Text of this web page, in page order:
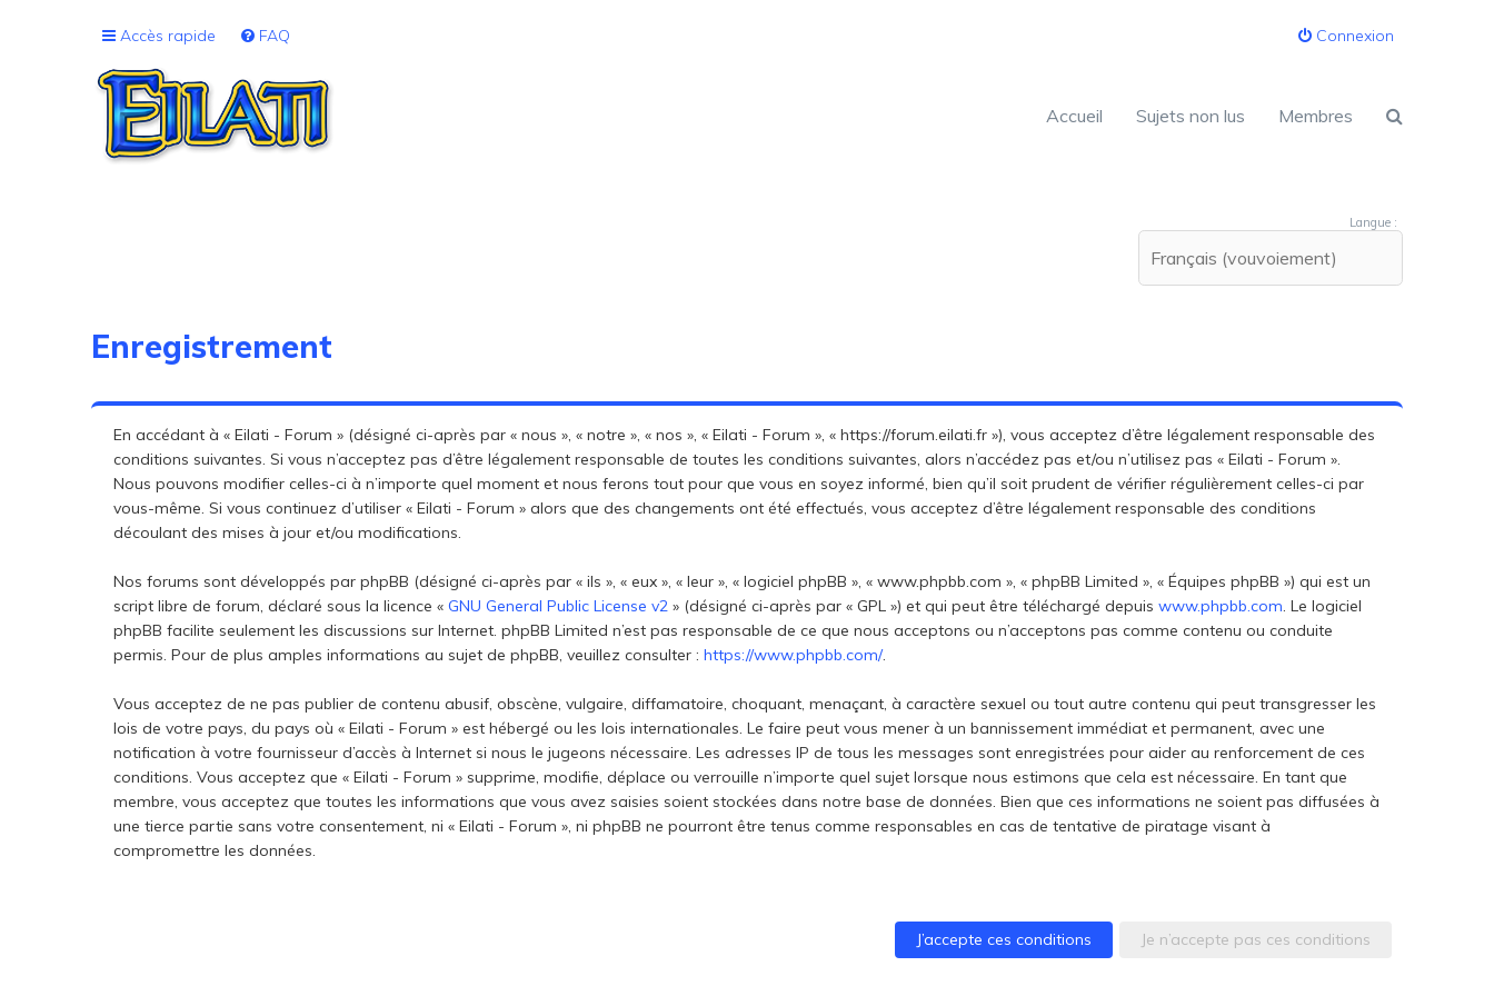
Accès rapide FAQ Connexion
Accueil Sujets non lus Membres
Langue :
Enregistrement
En accédant à « Eilati - Forum » (désigné ci-après par « nous », « notre », « nos », « Eilati - Forum », « https://forum.eilati.fr »), vous acceptez d’être légalement responsable des
conditions suivantes. Si vous n’acceptez pas d’être légalement responsable de toutes les conditions suivantes, alors n’accédez pas et/ou n’utilisez pas « Eilati - Forum ».
Nous pouvons modifier celles-ci à n’importe quel moment et nous ferons tout pour que vous en soyez informé, bien qu’il soit prudent de vérifier régulièrement celles-ci par
vous-même. Si vous continuez d’utiliser « Eilati - Forum » alors que des changements ont été effectués, vous acceptez d’être légalement responsable des conditions
découlant des mises à jour et/ou modifications.
Nos forums sont développés par phpBB (désigné ci-après par « ils », « eux », « leur », « logiciel phpBB », « www.phpbb.com », « phpBB Limited », « Équipes phpBB ») qui est un
script libre de forum, déclaré sous la licence «GNU General Public License v2 » (désigné ci-après par « GPL ») et qui peut être téléchargé depuiswww.phpbb.com . Le logiciel
phpBB facilite seulement les discussions sur Internet. phpBB Limited n’est pas responsable de ce que nous acceptons ou n’acceptons pas comme contenu ou conduite
permis. Pour de plus amples informations au sujet de phpBB, veuillez consulter :https://www.phpbb.com/.
Vous acceptez de ne pas publier de contenu abusif, obscène, vulgaire, diffamatoire, choquant, menaçant, à caractère sexuel ou tout autre contenu qui peut transgresser les
lois de votre pays, du pays où « Eilati - Forum » est hébergé ou les lois internationales. Le faire peut vous mener à un bannissement immédiat et permanent, avec une
notification à votre fournisseur d’accès à Internet si nous le jugeons nécessaire. Les adresses IP de tous les messages sont enregistrées pour aider au renforcement de ces
conditions. Vous acceptez que « Eilati - Forum » supprime, modifie, déplace ou verrouille n’importe quel sujet lorsque nous estimons que cela est nécessaire. En tant que
membre, vous acceptez que toutes les informations que vous avez saisies soient stockées dans notre base de données. Bien que ces informations ne soient pas diffusées à
une tierce partie sans votre consentement, ni « Eilati - Forum », ni phpBB ne pourront être tenus comme responsables en cas de tentative de piratage visant à
compromettre les données.